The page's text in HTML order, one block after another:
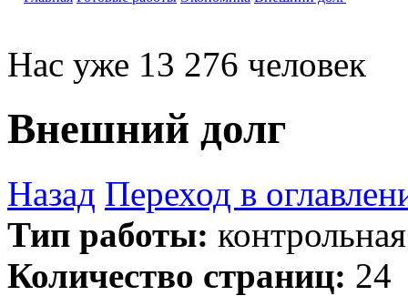
Нас уже 13 276 человек
Внешний долг
Назад Переход в
Тип работы:
Количество страниц: 24